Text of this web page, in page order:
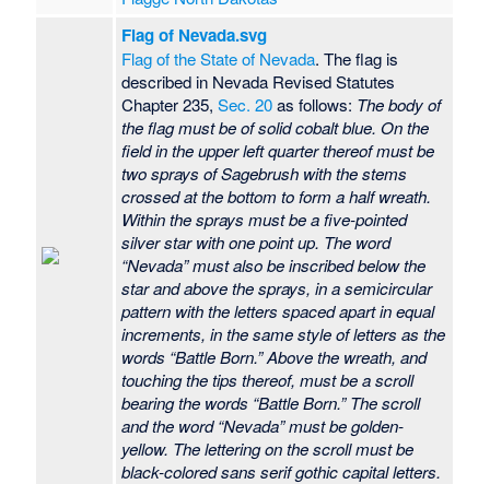
Flag of Nevada.svg
Flag of the State of Nevada. The flag is
described in Nevada Revised Statutes
Chapter 235,Sec. 20as follows: The body of
the flag must be of solid cobalt blue. On the
field in the upper left quarter thereof must be
two sprays of Sagebrush with the stems
crossed at the bottom to form a half wreath.
Within the sprays must be a five-pointed
silver star with one point up. The word
“Nevada” must also be inscribed below the
star and above the sprays, in a semicircular
pattern with the letters spaced apart in equal
increments, in the same style of letters as the
words “Battle Born.” Above the wreath, and
touching the tips thereof, must be a scroll
bearing the words “Battle Born.” The scroll
and the word “Nevada” must be golden-
yellow. The lettering on the scroll must be
black-colored sans serif gothic capital letters.